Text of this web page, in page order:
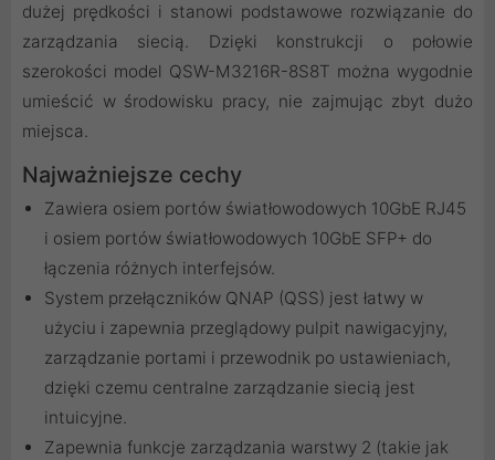
dużej prędkości i stanowi podstawowe rozwiązanie do
zarządzania siecią. Dzięki konstrukcji o połowie
szerokości model QSW-M3216R-8S8T można wygodnie
umieścić w środowisku pracy, nie zajmując zbyt dużo
miejsca.
Najważniejsze cechy
Zawiera osiem portów światłowodowych 10GbE RJ45
i osiem portów światłowodowych 10GbE SFP+ do
łączenia różnych interfejsów.
System przełączników QNAP (QSS) jest łatwy w
użyciu i zapewnia przeglądowy pulpit nawigacyjny,
zarządzanie portami i przewodnik po ustawieniach,
dzięki czemu centralne zarządzanie siecią jest
intuicyjne.
Zapewnia funkcje zarządzania warstwy 2 (takie jak